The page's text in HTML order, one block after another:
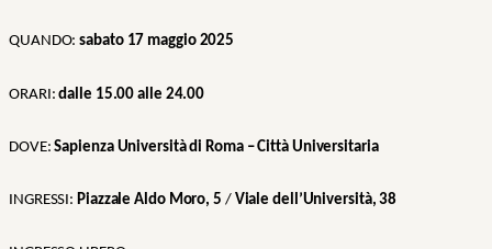
QUANDO:sabato 17 maggio 2025
ORARI:dalle 15.00 alle 24.00
DOVE:Sapienza Università di Roma – Città Universitaria
INGRESSI: Piazzale Aldo Moro, 5 / Viale dell’Università, 38